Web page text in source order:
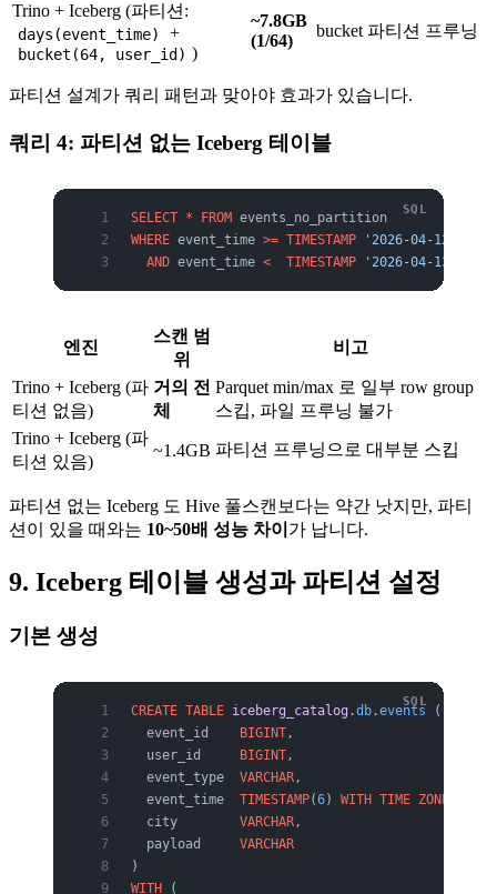
Trino + Iceberg (파티션:
days(event_time) +
bucket(64, user_id) )
~7.8GB
(1/64)
bucket 파티션 프루닝
파티션 설계가 쿼리 패턴과 맞아야 효과가 있습니다.
쿼리 4: 파티션 없는 Iceberg 테이블
SELECT * FROM events_no_partition
WHERE event_time >= TIMESTAMP '2026-04-12
  AND
event_time <
  TIMESTAMP
'2026-04-13
엔진
스캔 범
위
비고
Trino + Iceberg (파
티션 없음)
거의 전
체
Parquet min/max 로 일부 row group
스킵, 파일 프루닝 불가
Trino + Iceberg (파
티션 있음)
~1.4GB 파티션 프루닝으로 대부분 스킵
파티션 없는 Iceberg 도 Hive 풀스캔보다는 약간 낫지만, 파티
션이 있을 때와는 10~50배 성능 차이 가 납니다.
9. Iceberg 테이블 생성과 파티션 설정
기본 생성
CREATE TABLE iceberg_catalog .db .events (
  event_id
BIGINT ,
  user_id
BIGINT ,
  event_type
VARCHAR ,
  event_time
TIMESTAMP(6) WITH TIME ZONE
  city
VARCHAR ,
  payload
VARCHAR
)
WITH (